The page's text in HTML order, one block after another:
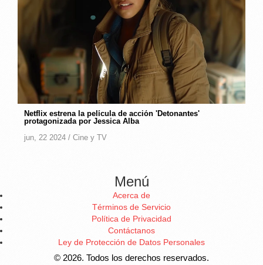
Netflix estrena la película de acción 'Detonantes'
protagonizada por Jessica Alba
jun, 22 2024 /Cine y TV
Menú
Acerca de
Términos de Servicio
Política de Privacidad
Contáctanos
Ley de Protección de Datos Personales
© 2026. Todos los derechos reservados.